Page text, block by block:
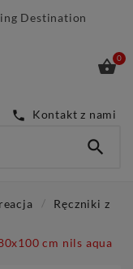
Destination
0
 Kontakt z nami

Ręczniki z
cm nils aqua